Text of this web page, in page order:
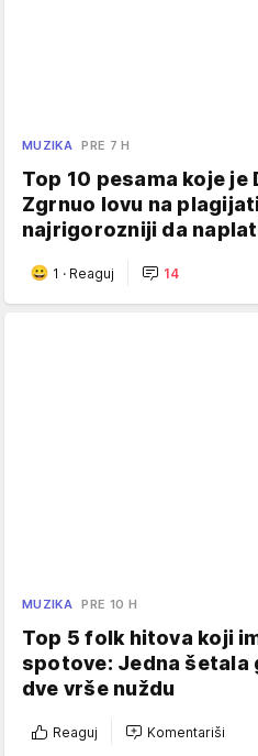
MUZIKA PRE 7 H
Top 10 pesama koje je
Zgrnuo lovu na
najrigorozniji da
1 · Reaguj 14
MUZIKA PRE 10 H
Top 5 folk hitova koji
spotove: Jedna šetala
dve vrše nuždu
Reaguj Komentariši